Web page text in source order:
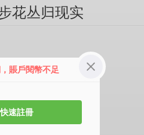
花丛归现实
賬戶閱幣不足
速註冊